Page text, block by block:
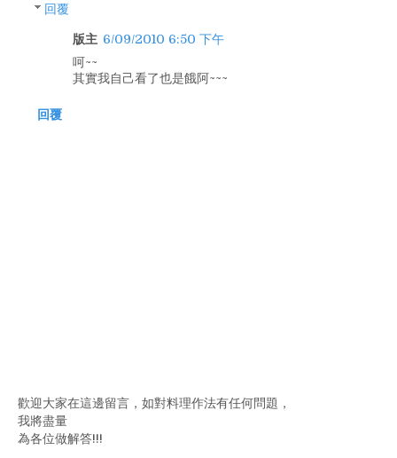
回覆
版主 6/09/2010 6:50 下午
呵~~
其實我自己看了也是餓阿~~~
回覆
歡迎大家在這邊留言，如對料理作法有任何問題，
我將盡量
為各位做解答!!!